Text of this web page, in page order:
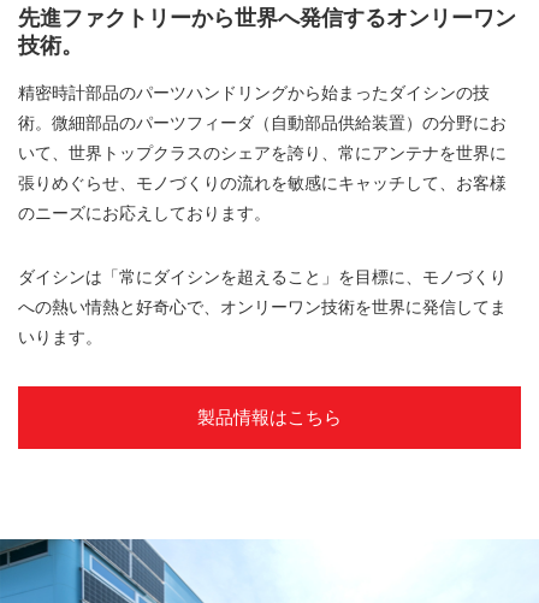
先進ファクトリーから世界へ発信するオンリーワン
技術。
精密時計部品のパーツハンドリングから始まったダイシンの技
術。微細部品のパーツフィーダ（自動部品供給装置）の分野にお
いて、世界トップクラスのシェアを誇り、常にアンテナを世界に
張りめぐらせ、モノづくりの流れを敏感にキャッチして、お客様
のニーズにお応えしております。
ダイシンは「常にダイシンを超えること」を目標に、モノづくり
への熱い情熱と好奇心で、オンリーワン技術を世界に発信してま
いります。
製品情報はこちら